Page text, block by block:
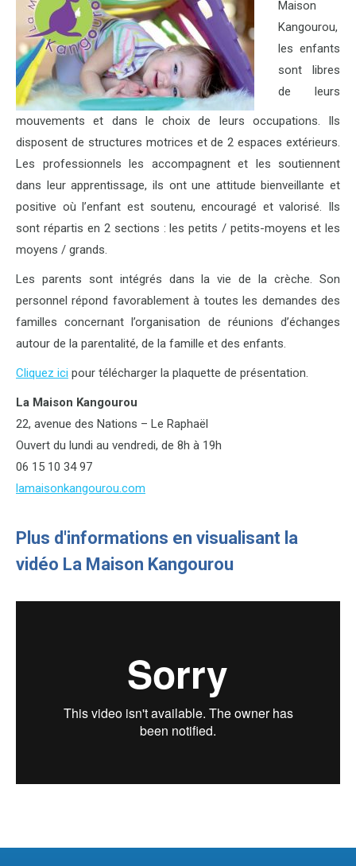
Maison
Kangourou,
les enfants
sont libres
de leurs
mouvements et dans le choix de leurs occupations. Ils
disposent de structures motrices et de 2 espaces extérieurs.
Les professionnels les accompagnent et les soutiennent
dans leur apprentissage, ils ont une attitude bienveillante et
positive où l’enfant est soutenu, encouragé et valorisé. Ils
sont répartis en 2 sections : les petits / petits-moyens et les
moyens / grands.
Les parents sont intégrés dans la vie de la crèche. Son
personnel répond favorablement à toutes les demandes des
familles concernant l’organisation de réunions d’échanges
autour de la parentalité, de la famille et des enfants.
Cliquez ici pour télécharger la plaquette de présentation.
La Maison Kangourou
22, avenue des Nations – Le Raphaël
Ouvert du lundi au vendredi, de 8h à 19h
06 15 10 34 97
lamaisonkangourou.com
Plus d'informations en visualisant la
vidéo La Maison Kangourou